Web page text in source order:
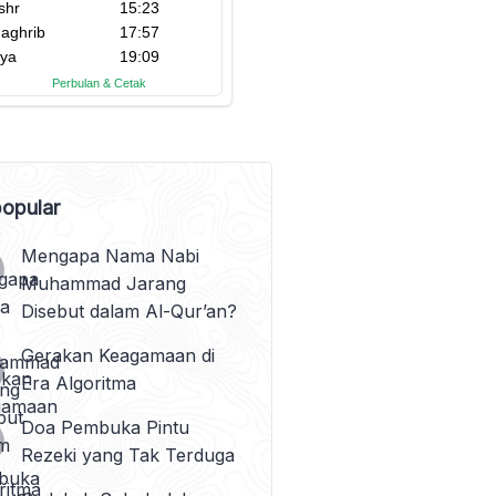
Mengapa Nama Nabi
Muhammad Jarang
Disebut dalam Al-Qur’an?
Gerakan Keagamaan di
Era Algoritma
Doa Pembuka Pintu
Rezeki yang Tak Terduga